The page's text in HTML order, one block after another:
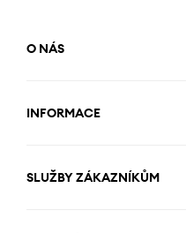
O NÁS
INFORMACE
SLUŽBY ZÁKAZNÍKŮM